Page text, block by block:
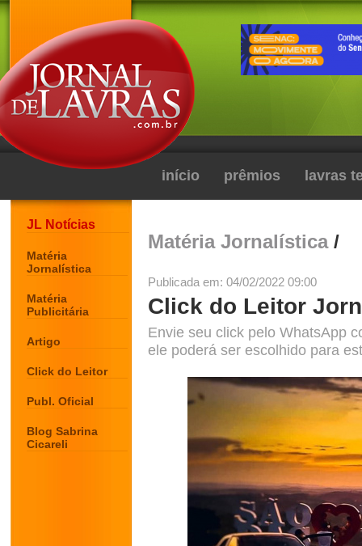
início prêmios lavras
JL Notícias
Matéria
Jornalística
Matéria
Publicitária
Artigo
Click do Leitor
Publ. Oficial
Blog Sabrina
Cicareli
Matéria Jornalística/
Publicada em: 04/02/2022 09:00
Click do Leitor
Envie seu click pelo WhatsApp
ele poderá ser escolhido para